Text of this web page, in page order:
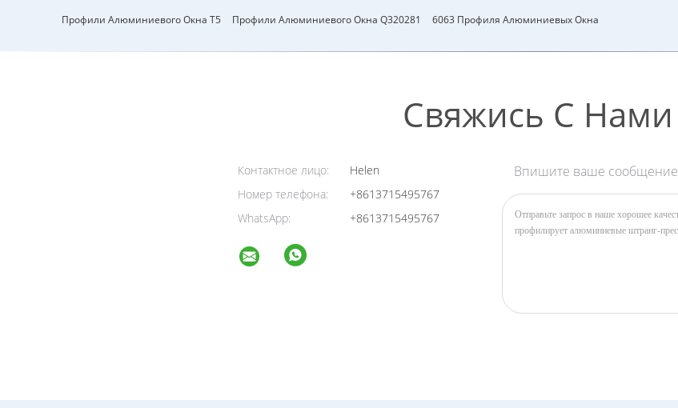
Профили Алюминиевого Окна T5 Профили Алюминиевого Окна Q320281 6063 Профиля Алюминиевых Окна
Свяжись С Нами
Контактное лицо:
Helen
Номер телефона:
+8613715495767
WhatsApp:
+8613715495767
Впишите ваше сообщение